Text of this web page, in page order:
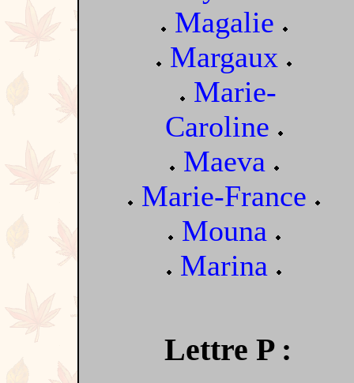
Magalie
Margaux
Marie-
Caroline
Maeva
Marie-France
Mouna
Marina
Lettre P :